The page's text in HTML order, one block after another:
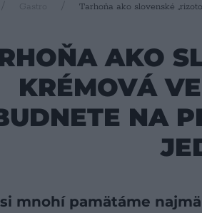
Gastro Tarhoňa ako slovenské
AKO
KRÉMOVÁ
NA
mnohí pamätáme